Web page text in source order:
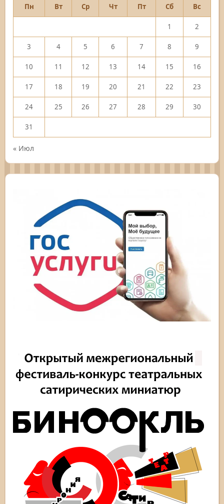
Пн Вт Ср Чт Пт Сб Вс
1 2
3 4 5 6 7 8 9
10 11 12 13 14 15 16
17 18 19 20 21 22 23
24 25 26 27 28 29 30
31
« Июл